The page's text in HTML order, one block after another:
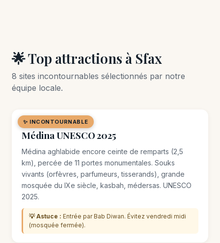
🌟 Top attractions à Sfax
8 sites incontournables sélectionnés par notre
équipe locale.
✨ INCONTOURNABLE
🏘️ QUARTIER
Médina UNESCO 2025
Médina aghlabide encore ceinte de remparts (2,5
km), percée de 11 portes monumentales. Souks
vivants (orfèvres, parfumeurs, tisserands), grande
mosquée du IXe siècle, kasbah, médersas. UNESCO
2025.
💡 Astuce : Entrée par Bab Diwan. Évitez vendredi midi
(mosquée fermée).